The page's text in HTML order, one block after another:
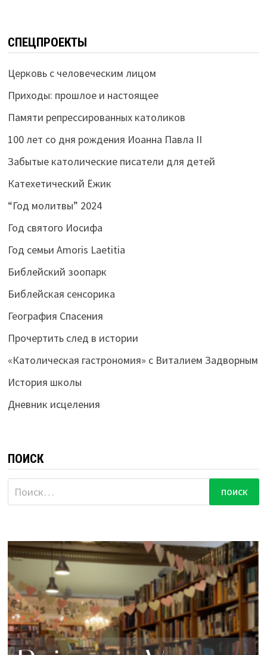
СПЕЦПРОЕКТЫ
Церковь с человеческим лицом
Приходы: прошлое и настоящее
Памяти репрессированных католиков
100 лет со дня рождения Иоанна Павла II
Забытые католические писатели для детей
Катехетический Ёжик
“Год молитвы” 2024
Год святого Иосифа
Год семьи Amoris Laetitia
Библейский зоопарк
Библейская сенсорика
География Спасения
Прочертить след в истории
«Католическая гастрономия» с Виталием Задворным
История школы
Дневник исцеления
ПОИСК
Найти: